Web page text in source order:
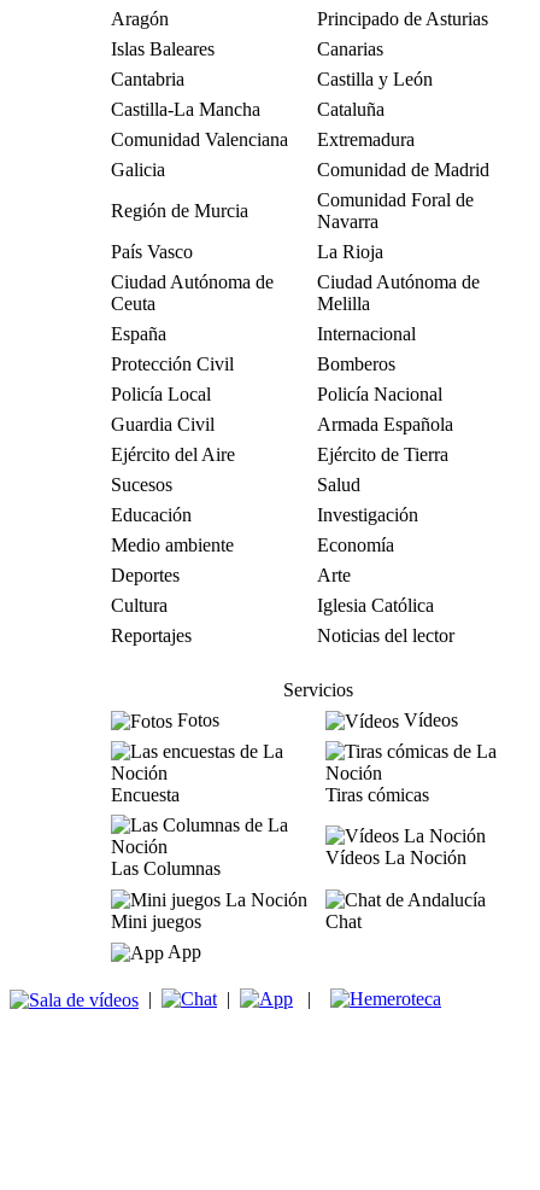
Aragón
Principado de Asturias
Islas Baleares
Canarias
Cantabria
Castilla y León
Castilla-La Mancha
Cataluña
Comunidad Valenciana
Extremadura
Galicia
Comunidad de Madrid
Región de Murcia
Comunidad Foral de
Navarra
País Vasco
La Rioja
Ciudad Autónoma de
Ceuta
Ciudad Autónoma de
Melilla
España
Internacional
Protección Civil
Bomberos
Policía Local
Policía Nacional
Guardia Civil
Armada Española
Ejército del Aire
Ejército de Tierra
Sucesos
Salud
Educación
Investigación
Medio ambiente
Economía
Deportes
Arte
Cultura
Iglesia Católica
Reportajes
Noticias del lector
Servicios
Fotos
Vídeos
Encuesta Tiras cómicas
Las Columnas
Vídeos La Noción
Mini juegos
Chat
App
| | |